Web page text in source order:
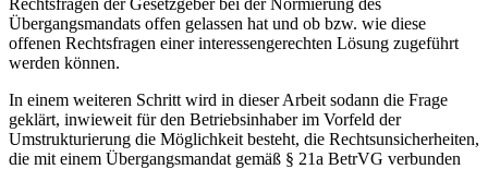
Rechtsfragen der Gesetzgeber bei der Normierung des
Übergangsmandats offen gelassen hat und ob bzw. wie diese
offenen Rechtsfragen einer interessengerechten Lösung zugeführt
werden können.
In einem weiteren Schritt wird in dieser Arbeit sodann die Frage
geklärt, inwieweit für den Betriebsinhaber im Vorfeld der
Umstrukturierung die Möglichkeit besteht, die Rechtsunsicherheiten,
die mit einem Übergangsmandat gemäß § 21a BetrVG verbunden